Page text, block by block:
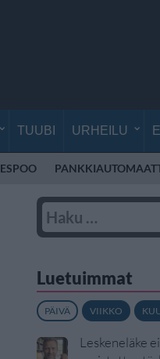
TUUBI URHEILU
ESPOO
Luetuimmat
PÄIVÄ VIIKKO
Leskeneläke